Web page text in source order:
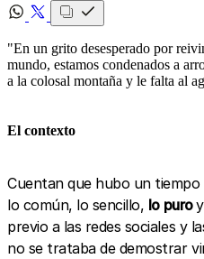
"En un grito desesperado por
mundo, estamos condenados a
a la colosal montaña y le falta al
El contexto
Cuentan que hubo un
lo común, lo sencillo, lo puro
previo a las redes sociales y
no se trataba de demostrar